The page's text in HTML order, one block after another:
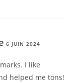
6 JUIN 2024
I like
helped me tons!